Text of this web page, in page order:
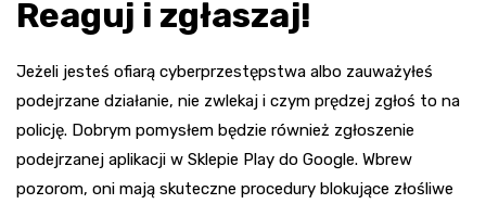
Reaguj i zgłaszaj!
Jeżeli jesteś ofiarą cyberprzestępstwa albo zauważyłeś
podejrzane działanie, nie zwlekaj i czym prędzej zgłoś to na
policję. Dobrym pomysłem będzie również zgłoszenie
podejrzanej aplikacji w Sklepie Play do Google. Wbrew
pozorom, oni mają skuteczne procedury blokujące złośliwe